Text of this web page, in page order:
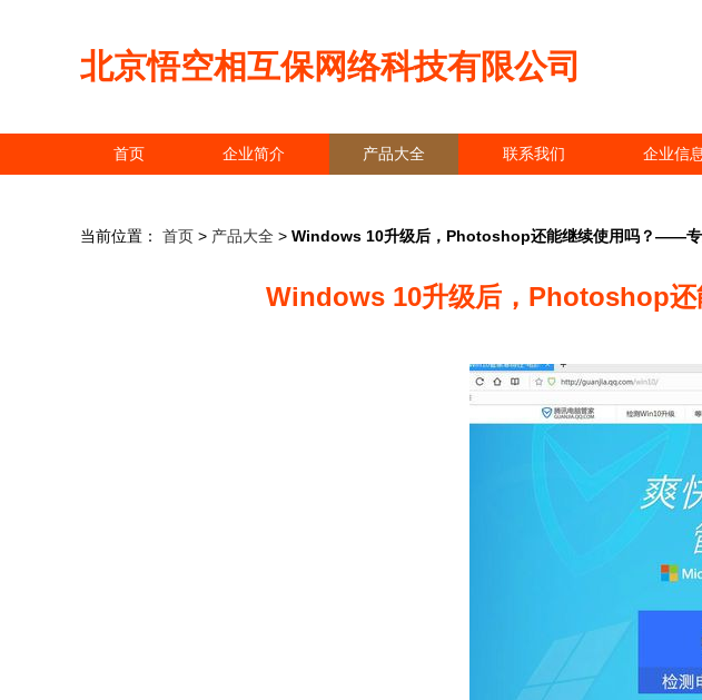
北京悟空相互保网络科技有限公司
首页 企业简介 产品大全 联系我们 企业信息
当前位置： 首页 > 产品大全 > Windows 10升级后，Photoshop还能继续使用吗？——专
Windows 10升级后，Photoshop